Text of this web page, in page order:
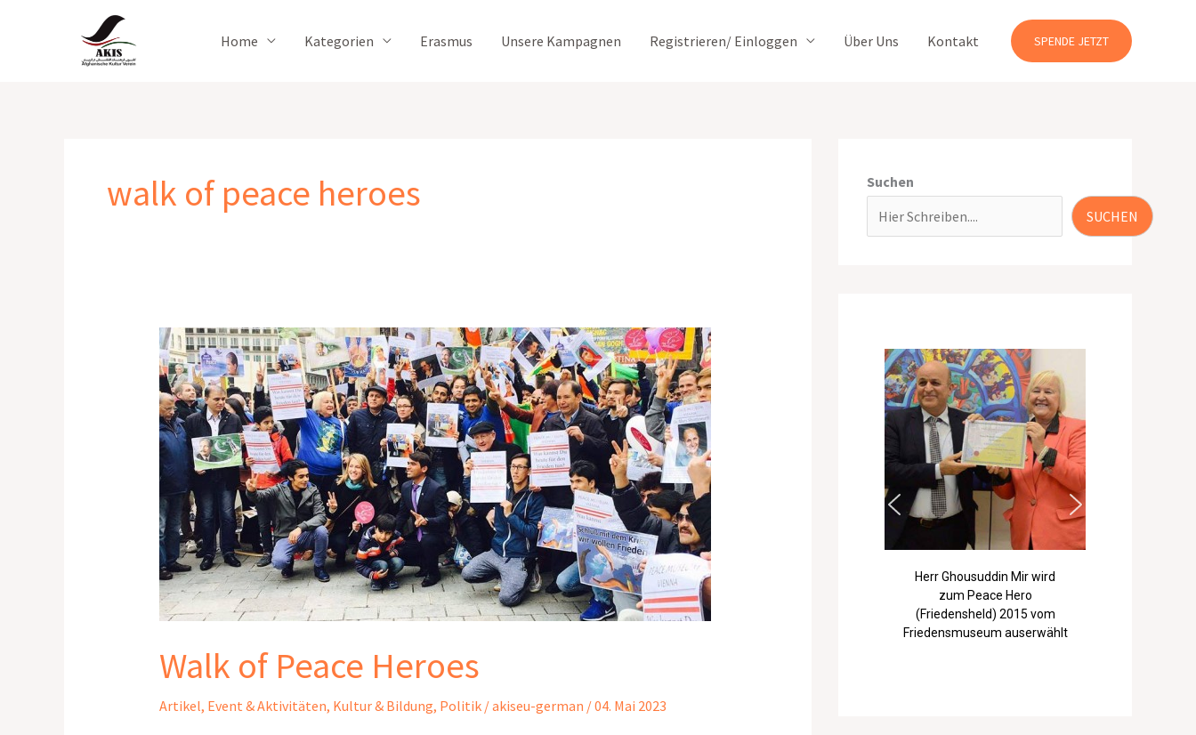
Home Kategorien Erasmus Unsere Kampagnen Registrieren/ Einloggen Über Uns Kontakt SPENDE JETZT
walk of peace heroes
Walk of Peace Heroes
Artikel, Event & Aktivitäten, Kultur & Bildung, Politik/akiseu-german /04. Mai 2023
Walk
of
Peace
Heroes
Suchen
SUCHEN
Herr Ghousuddin Mir wird
zum Peace Hero
(Friedensheld) 2015 vom
Friedensmuseum auserwählt